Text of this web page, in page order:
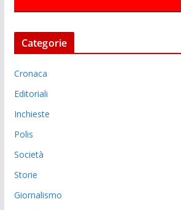
Categorie
Cronaca
Editoriali
Inchieste
Polis
Società
Storie
Giornalismo